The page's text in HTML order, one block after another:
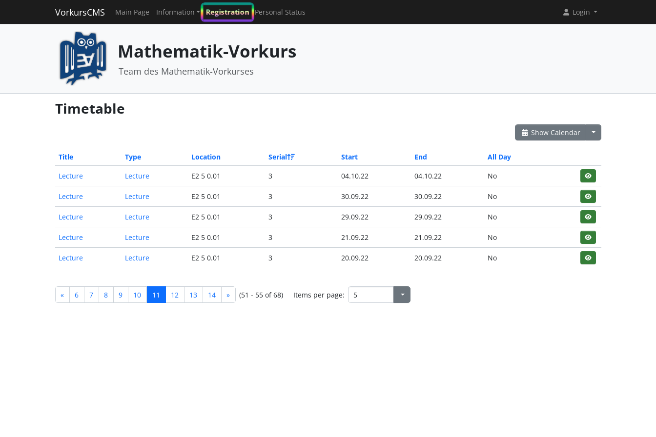
VorkursCMS Main Page Information Registration Personal Status Login
Mathematik-Vorkurs
Team des Mathematik-Vorkurses
Timetable
Show Calendar
Title Type Location Serial Start End All Day
Lecture Lecture E2 5 0.01 3 04.10.22 04.10.22 No
Lecture Lecture E2 5 0.01 3 30.09.22 30.09.22 No
Lecture Lecture E2 5 0.01 3 29.09.22 29.09.22 No
Lecture Lecture E2 5 0.01 3 21.09.22 21.09.22 No
Lecture Lecture E2 5 0.01 3 20.09.22 20.09.22 No
« 6 7 8 9 10 11 12 13 14 » (51 - 55 of 68) Items per page: